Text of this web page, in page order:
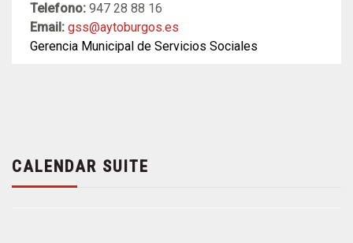
Telefono: 947 28 88 16
Email: gss@aytoburgos.es
Gerencia Municipal de Servicios Sociales
CALENDAR SUITE